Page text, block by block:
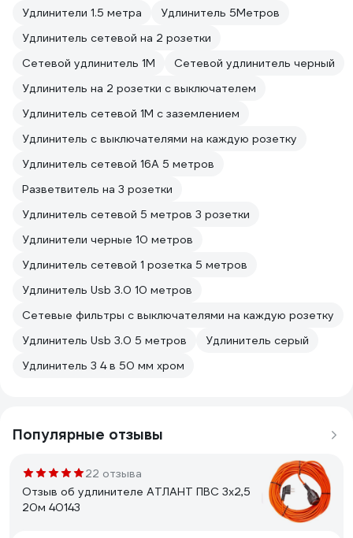
Удлинители 1.5 метра
Удлинитель 5Метров
Удлинитель сетевой на 2 розетки
Сетевой удлинитель 1М
Сетевой удлинитель черный
Удлинитель на 2 розетки с выключателем
Удлинитель сетевой 1М с заземлением
Удлинитель с выключателями на каждую розетку
Удлинитель сетевой 16А 5 метров
Разветвитель на 3 розетки
Удлинитель сетевой 5 метров 3 розетки
Удлинители черные 10 метров
Удлинитель сетевой 1 розетка 5 метров
Удлинитель Usb 3.0 10 метров
Сетевые фильтры с выключателями на каждую розетку
Удлинитель Usb 3.0 5 метров
Удлинитель серый
Удлинитель 3 4 в 50 мм хром
Популярные отзывы
22 отзыва
Отзыв об удлинителе АТЛАНТ ПВС 3х2,5
20м 40143